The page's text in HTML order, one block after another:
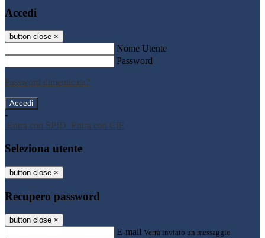
Accedi
button close ×
Nome Utente
Password
Password dimenticata?
-
Entra con SPID Entra con CIE
Seleziona utente
button close ×
Recupero password
button close ×
E-mail Verrà inviato un messaggio